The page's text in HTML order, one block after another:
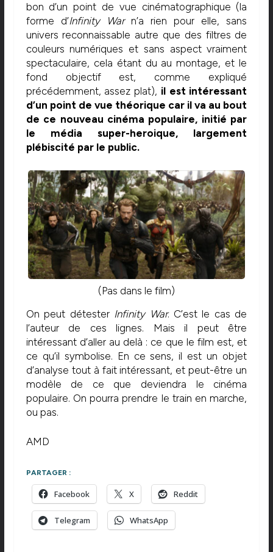
bon d’un point de vue cinématographique (la
forme d’Infinity Warn’a rien pour elle, sans
univers reconnaissable autre que des filtres de
couleurs numériques et sans aspect vraiment
spectaculaire, cela étant du au montage, et le
fond objectif est, comme expliqué
précédemment, assez plat), il est intéressant
d’un point de vue théorique car il va au bout
de ce nouveau cinéma populaire, initié par
le média super-heroique, largement
plébiscité par le public.
(Pas dans le film)
On peut détester Infinity War. C’est le cas de
l’auteur de ces lignes. Mais il peut être
intéressant d’aller au delà : ce que le film est, et
ce qu’il symbolise. En ce sens, il est un objet
d’analyse tout à fait intéressant, et peut-être un
modèle de ce que deviendra le cinéma
populaire. On pourra prendre le train en marche,
ou pas.
AMD
PARTAGER :
Facebook X Reddit
Telegram WhatsApp